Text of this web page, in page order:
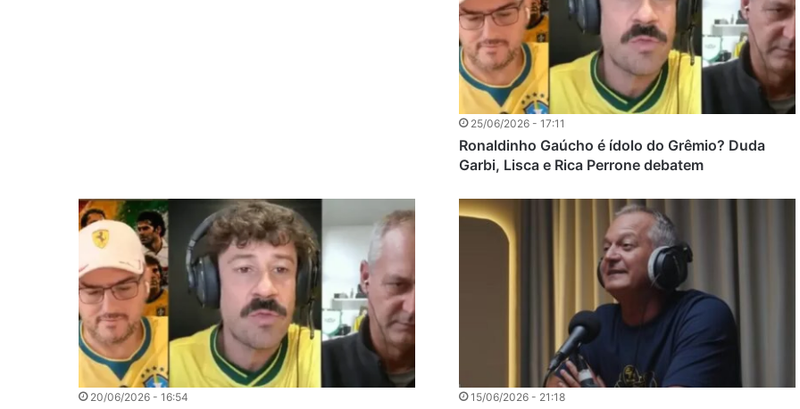
25/06/2026 - 17:11
Ronaldinho Gaúcho é ídolo do Grêmio? Duda
Garbi, Lisca e Rica Perrone debatem
20/06/2026 - 16:54 15/06/2026 - 21:18